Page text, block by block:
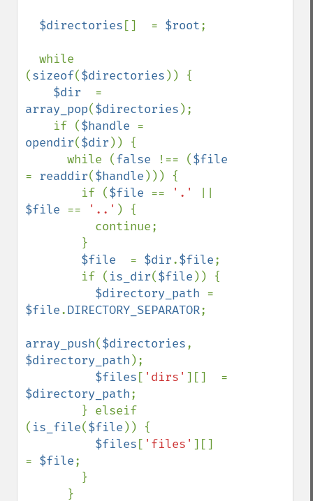
$directories []  = $root;
(sizeof($directories )) {
$dir
array_pop($directories );
    if (
$handle
opendir($dir )) {
      while (
false !== (
= readdir($handle ))) {
        if (
$file == '.'
$file == '..' ) {
$file = $dir.$file;
        if (
is_dir($file )) {
$directory_path
$file.DIRECTORY_SEPARATOR;
array_push($directories
$directory_path );
$files [ 'dirs'
$directory_path;
( is_file($file )) {
$files [ 'files' ][]
= $file;